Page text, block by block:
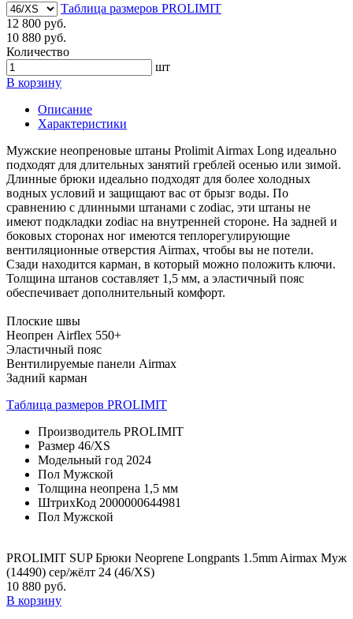
Таблица размеров PROLIMIT
12 800 руб.
10 880 руб.
Количество
шт
В корзину
Описание
Характеристики
Мужские неопреновые штаны Prolimit Airmax Long идеально
подходят для длительных занятий греблей осенью или зимой.
Длинные брюки идеально подходят для более холодных
водных условий и защищают вас от брызг воды. По
сравнению с длинными штанами с zodiac, эти штаны не
имеют подкладки zodiac на внутренней стороне. На задней и
боковых сторонах ног имеются теплорегулирующие
вентиляционные отверстия Airmax, чтобы вы не потели.
Сзади находится карман, в который можно положить ключи.
Толщина штанов составляет 1,5 мм, а эластичный пояс
обеспечивает дополнительный комфорт.
Плоские швы
Неопрен Airflex 550+
Эластичный пояс
Вентилируемые панели Airmax
Задний карман
Таблица размеров PROLIMIT
Производитель PROLIMIT
Размер 46/XS
Модельный год 2024
Пол Мужской
Толщина неопрена 1,5 мм
ШтрихКод 2000000644981
Пол Мужской
PROLIMIT SUP Брюки Neoprene Longpants 1.5mm Airmax Муж
(14490) сер/жёлт 24 (46/XS)
10 880 руб.
В корзину